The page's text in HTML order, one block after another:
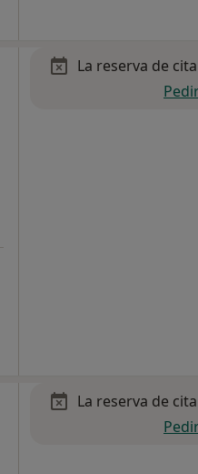
La reserva de
La reserva de